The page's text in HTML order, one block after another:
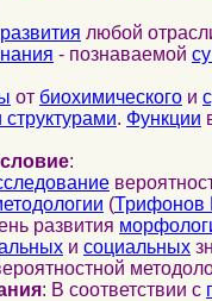
развития любой
- познаваемой
от биохимического и
. Функции
:
(Трифонов
развития
и социальных
: В соответствии с